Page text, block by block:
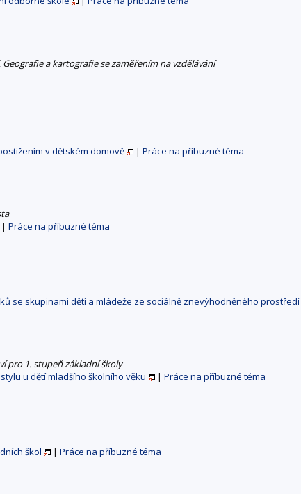
Geografie a kartografie se zaměřením na vzdělávání
v dětském domově | Práce na příbuzné téma
| Práce na příbuzné téma
se skupinami dětí a mládeže ze sociálně znevýhodněného prostředí
pro 1. stupeň základní školy
u dětí mladšího školního věku | Práce na příbuzné téma
škol | Práce na příbuzné téma